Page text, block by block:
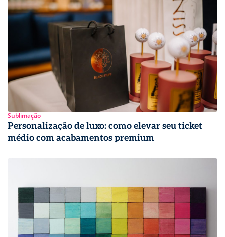
Sublimação
Personalização de luxo: como elevar seu ticket
médio com acabamentos premium